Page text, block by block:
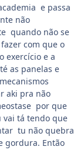
e passa
não
quando não se
com que o
exercício e a
as panelas e
aki pra não
por que
vai tá tendo que
tu não quebra
gordura. Então